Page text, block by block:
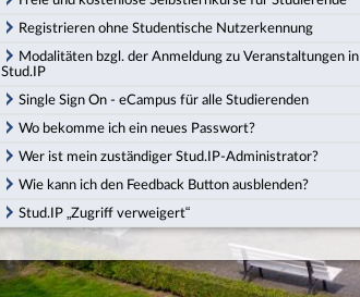
Registrieren ohne Studentische Nutzerkennung
Modalitäten bzgl. der Anmeldung zu Veranstaltungen in
Stud.IP
Single Sign On - eCampus für alle Studierenden
Wo bekomme ich ein neues Passwort?
Wer ist mein zuständiger Stud.IP-Administrator?
Wie kann ich den Feedback Button ausblenden?
Stud.IP „Zugriff verweigert“